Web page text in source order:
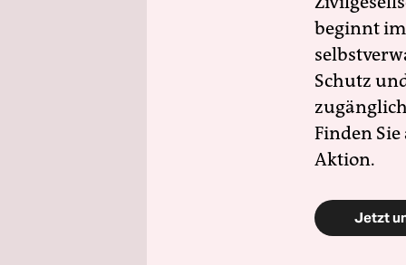
beginnt
Schutz
Finden
Aktion.
Jetzt